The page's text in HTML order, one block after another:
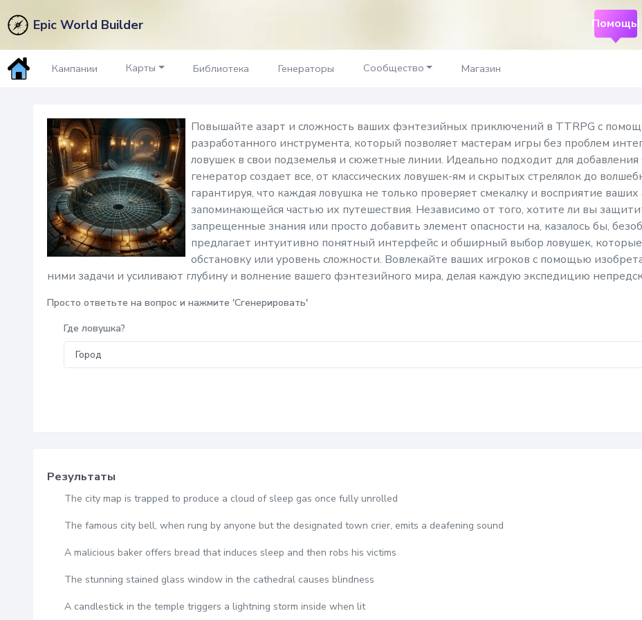
Epic World Builder Помощь!
Кампании Карты Библиотека Генераторы Сообщество Магазин
ЛовушкиГенератор
Повышайте азарт и сложность ваших фэнтезийных приключений в TTRPG с
разработанного инструмента, который позволяет мастерам игры без проблем
ловушек в свои подземелья и сюжетные линии. Идеально подходит для
генератор создает все, от классических ловушек-ям и скрытых стрелялок до
гарантируя, что каждая ловушка не только проверяет смекалку и восприятие
запоминающейся частью их путешествия. Независимо от того, хотите ли вы
запрещенные знания или просто добавить элемент опасности на, казалось бы,
предлагает интуитивно понятный интерфейс и обширный выбор ловушек,
обстановку или уровень сложности. Вовлекайте ваших игроков с помощью
ними задачи и усиливают глубину и волнение вашего фэнтезийного мира, делая каждую экспедицию
Просто ответьте на вопрос и нажмите 'Сгенерировать'
Где ловушка?
Результаты
The city map is trapped to produce a cloud of sleep gas once fully unrolled
The famous city bell, when rung by anyone but the designated town crier, emits a deafening sound
A malicious baker offers bread that induces sleep and then robs his victims
The stunning stained glass window in the cathedral causes blindness
A candlestick in the temple triggers a lightning storm inside when lit